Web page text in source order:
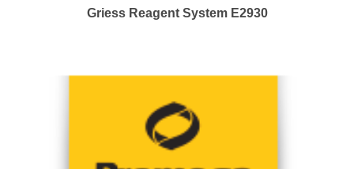
Griess Reagent System E2930